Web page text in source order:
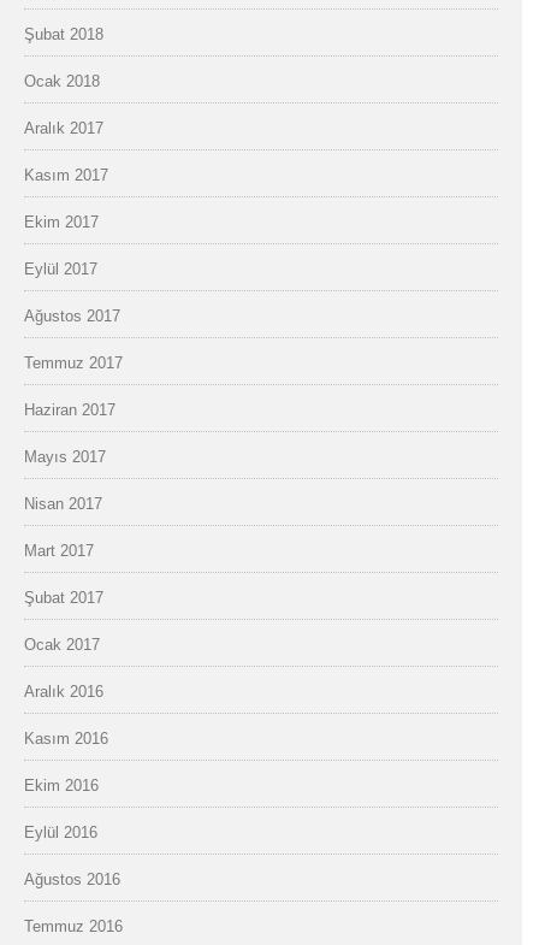
Şubat 2018
Ocak 2018
Aralık 2017
Kasım 2017
Ekim 2017
Eylül 2017
Ağustos 2017
Temmuz 2017
Haziran 2017
Mayıs 2017
Nisan 2017
Mart 2017
Şubat 2017
Ocak 2017
Aralık 2016
Kasım 2016
Ekim 2016
Eylül 2016
Ağustos 2016
Temmuz 2016